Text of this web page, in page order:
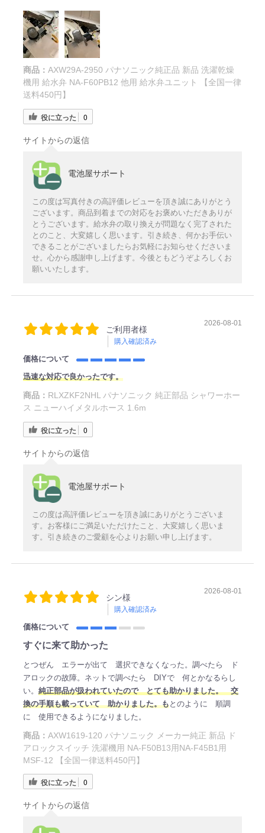
商品： AXW29A-2950 パナソニック純正品 新品 洗濯乾燥
機用 給水弁 NA-F60PB12 他用 給水弁ユニット 【全国一律
送料450円】
役に立った 0
サイトからの返信
電池屋サポート
この度は写真付きの高評価レビューを頂き誠にありがとう
ございます。商品到着までの対応をお褒めいただきありが
とうございます。給水弁の取り換えが問題なく完了された
とのこと、大変嬉しく思います。引き続き、何かお手伝い
できることがございましたらお気軽にお知らせくださいま
せ。心から感謝申し上げます。今後ともどうぞよろしくお
願いいたします。
ご利用者様
購入確認済み
2026-08-01
価格について
迅速な対応で良かったです。
商品： RLXZKF2NHL パナソニック 純正部品 シャワーホー
ス ニューハイメタルホース 1.6m
役に立った 0
サイトからの返信
電池屋サポート
この度は高評価レビューを頂き誠にありがとうございま
す。お客様にご満足いただけたこと、大変嬉しく思いま
す。引き続きのご愛顧を心よりお願い申し上げます。
シン様
購入確認済み
2026-08-01
価格について
すぐに来て助かった
とつぜん エラーが出て 選択できなくなった。調べたら ド
アロックの故障。ネットで調べたら DIYで 何とかなるらし
い。 純正部品が扱われていたので とても助かりました。 交
換の手順も載っていて 助かりました。もとのように 順調
に 使用できるようになりました。
商品： AXW1619-120 パナソニック メーカー純正 新品 ド
アロックスイッチ 洗濯機用 NA-F50B13用NA-F45B1用
MSF-12 【全国一律送料450円】
役に立った 0
サイトからの返信